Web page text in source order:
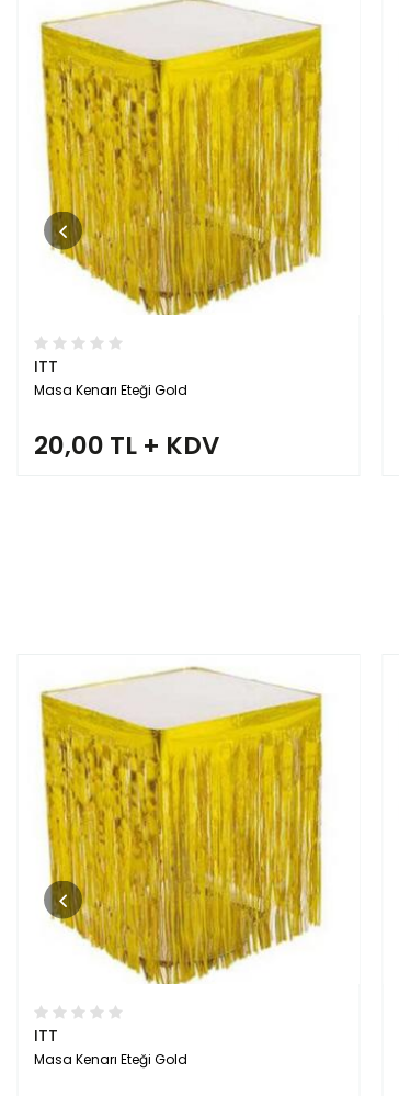
ITT
Masa Kenarı Eteği Pembe
20,00 TL + KDV
ITT
Masa Kenarı Eteği Pembe